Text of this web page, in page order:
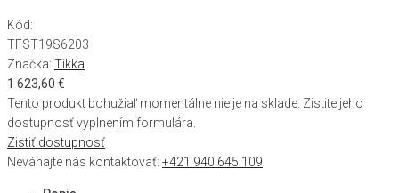
Kód:
TFST19S6203
Značka: Tikka
1 623,60 €
Tento produkt bohužiaľ momentálne nie je na sklade. Zistite jeho
dostupnosť vyplnením formulára.
Zistiť dostupnosť
Neváhajte nás kontaktovať: +421 940 645 109